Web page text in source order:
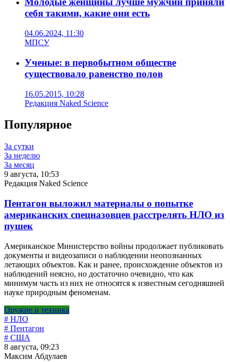
себя такими, какие они есть
04.06.2024, 11:30
МПСУ
Ученые: в первобытном обществе
существовало равенство полов
16.05.2015, 10:28
Редакция Naked Science
Популярное
За сутки
За неделю
За месяц
9 августа, 10:53
Редакция Naked Science
Пентагон выложил материалы о попытке
американских спецназовцев расстрелять НЛО из
пушек
Американское Министерство войны продолжает публиковать
документы и видеозаписи о наблюдении неопознанных
летающих объектов. Как и ранее, происхождение объектов из
наблюдений неясно, но достаточно очевидно, что как
минимум часть из них не относятся к известным сегодняшней
науке природным феноменам.
Оружие и техника
# НЛО
# Пентагон
# США
8 августа, 09:23
Максим Абдулаев